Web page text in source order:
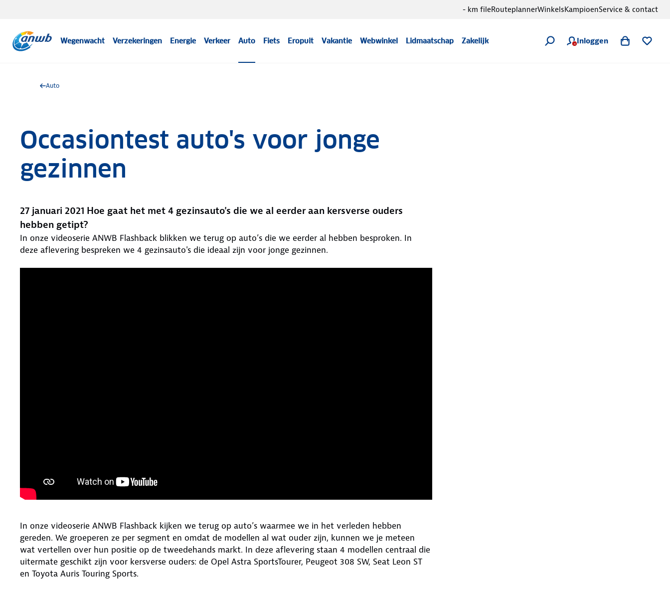
Wegenwacht Verzekeringen Energie Verkeer Auto Fiets Eropuit Vakantie Webwinkel Lidmaatschap Zakelijk Inloggen
- km fileRouteplannerWinkelsKampioenService & contact
Auto
Occasiontest auto's voor jonge
gezinnen
27 januari 2021 Hoe gaat het met 4 gezinsauto's die we al eerder aan kersverse ouders
hebben getipt?
In onze videoserie ANWB Flashback blikken we terug op auto’s die we eerder al hebben besproken. In
deze aflevering bespreken we 4 gezinsauto's die ideaal zijn voor jonge gezinnen.
In onze videoserie ANWB Flashback kijken we terug op auto’s waarmee we in het verleden hebben
gereden. We groeperen ze per segment en omdat de modellen al wat ouder zijn, kunnen we je meteen
wat vertellen over hun positie op de tweedehands markt. In deze aflevering staan 4 modellen centraal die
uitermate geschikt zijn voor kersverse ouders: de Opel Astra SportsTourer, Peugeot 308 SW, Seat Leon ST
en Toyota Auris Touring Sports.